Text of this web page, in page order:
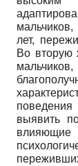
лет,
Во вторую
выявить